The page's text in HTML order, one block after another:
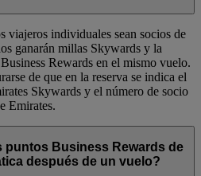
viajeros individuales sean socios de
ganarán millas Skywards y la
Rewards en el mismo vuelo.
de que en la reserva se indica el
Skywards y el número de socio
Emirates.
puntos Business Rewards de
después de un vuelo?